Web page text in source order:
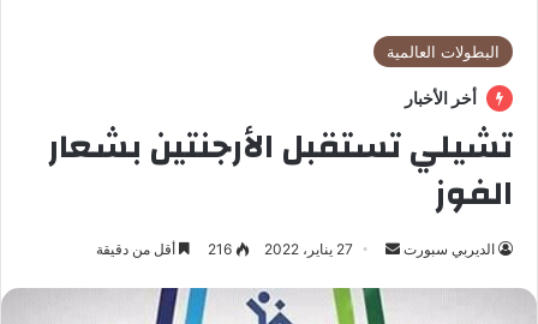
البطولات العالمية
أخر الأخبار
تشيلي تستقبل الأرجنتين بشعار
الفوز
الديربي سبورت
س
27 يناير، 2022 216 أقل من دقيقة